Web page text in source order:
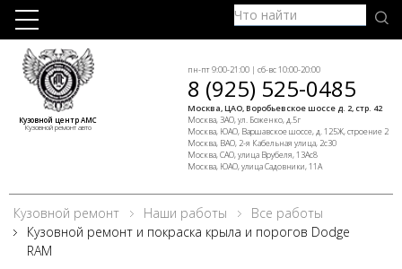
Кузовной центр АМС
Кузовной ремонт авто
пн-пт 9:00-21:00 | сб-вс 10:00-20:00
8 (925) 525-0485
Москва, ЦАО, Воробьевское шоссе д. 2, стр. 42
Москва, ЗАО, ул. Боженко, д.5г
Москва, ЮАО, Варшавское шоссе, д. 125Ж, строение 2
Москва, ВАО, 2-я Кабельная улица, 2с30
Москва, САО, улица Врубеля, 13Ас8
Москва, ЮАО, улица Садовники, 11А
Кузовной ремонт Наши работы
Все работы
Кузовной ремонт и покраска крыла и порогов Dodge
RAM